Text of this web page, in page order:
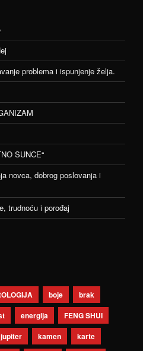
problema i ispunjenje želja.
SUNCE“
novca, dobrog poslovanja i
trudnoću i porođaj
boje
brak
energija
FENG SHUI
jupiter kamen
karte